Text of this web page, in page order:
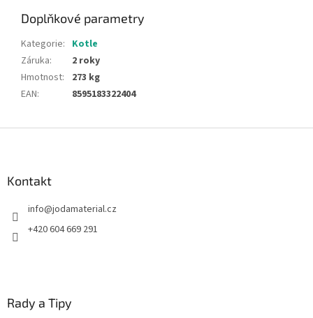
Doplňkové parametry
Kategorie: Kotle
Záruka:
2 roky
Hmotnost:
273 kg
EAN: 8595183322404
Kontakt
info@jodamaterial.cz
+420 604 669 291
Rady a Tipy